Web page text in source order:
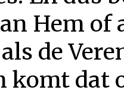
Hem of
de
komt dat